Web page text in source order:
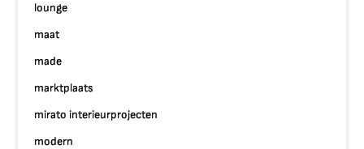
lounge
maat
made
marktplaats
mirato interieurprojecten
modern